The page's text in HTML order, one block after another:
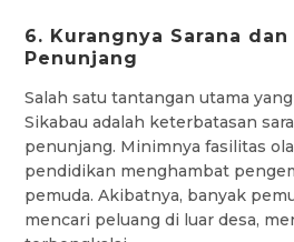
6. Kurangnya Sarana dan
Penunjang
Salah satu tantangan utama
Sikabau adalah keterbatasan
penunjang. Minimnya fasilitas
pendidikan menghambat
pemuda. Akibatnya, banyak
mencari peluang di luar desa,